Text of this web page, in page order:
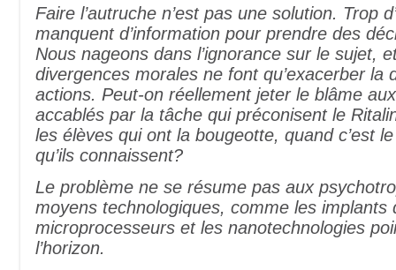
Faire l’autruche n’est pas une solution. Trop
manquent d’information pour prendre des
Nous nageons dans l’ignorance sur le sujet,
divergences morales ne font qu’exacerber la
actions. Peut-on réellement jeter le blâme
accablés par la tâche qui préconisent le
les élèves qui ont la bougeotte, quand c’est
qu’ils connaissent?
Le problème ne se résume pas aux
moyens technologiques, comme les implants
microprocesseurs et les nanotechnologies
l’horizon.